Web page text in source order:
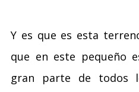
Y es que es esta
que en este pequeño
gran parte de todos